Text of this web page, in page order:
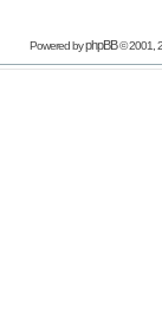
Powered byphpBB© 2001,